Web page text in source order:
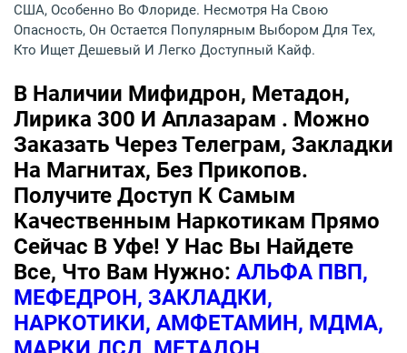
США, Особенно Во Флориде. Несмотря На Свою
Опасность, Он Остается Популярным Выбором Для Тех,
Кто Ищет Дешевый И Легко Доступный Кайф.
В Наличии Мифидрон, Метадон,
Лирика 300 И Аплазарам . Можно
Заказать Через Телеграм, Закладки
На Магнитах, Без Прикопов.
Получите Доступ К Самым
Качественным Наркотикам Прямо
Сейчас В Уфе! У Нас Вы Найдете
Все, Что Вам Нужно: АЛЬФА ПВП,
МЕФЕДРОН, ЗАКЛАДКИ,
НАРКОТИКИ, АМФЕТАМИН, МДМА,